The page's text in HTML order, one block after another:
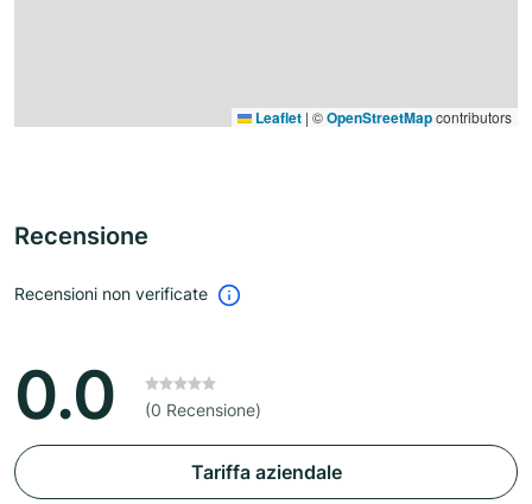
Leaflet | ©OpenStreetMapcontributors
Recensione
Recensioni non verificate
0.0 (0 Recensione)
Tariffa aziendale